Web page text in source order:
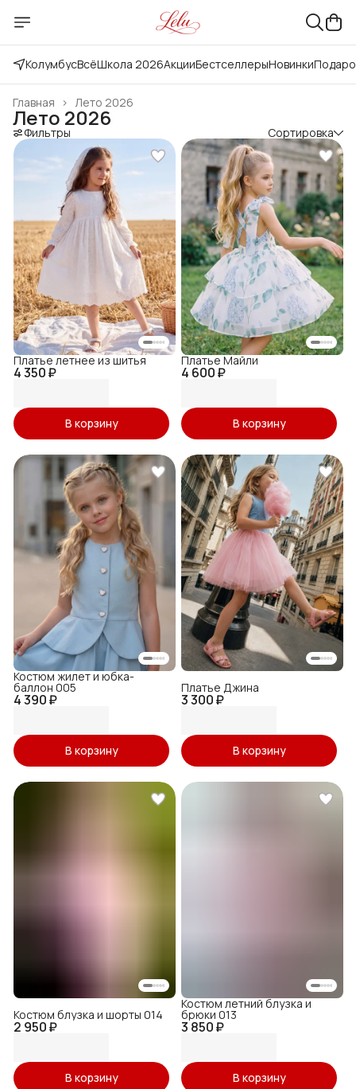
КолумбусВсёШкола 2026АкцииБестселлерыНовинки
Лето 2026
Главная ›
Лето 2026
Фильтры Сортировка
4 350 ₽
Платье летнее из шитья
В корзину
4 600 ₽
Платье Майли
В корзину
4 390 ₽
Костюм жилет и юбка-
баллон 005
В корзину
3 300 ₽
Платье Джина
В корзину
2 950 ₽
Костюм блузка и шорты 014
В корзину
3 850 ₽
Костюм летний блузка и
брюки 013
В корзину